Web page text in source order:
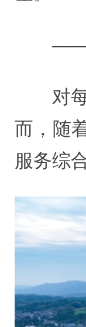
——
对
而，随
服务综